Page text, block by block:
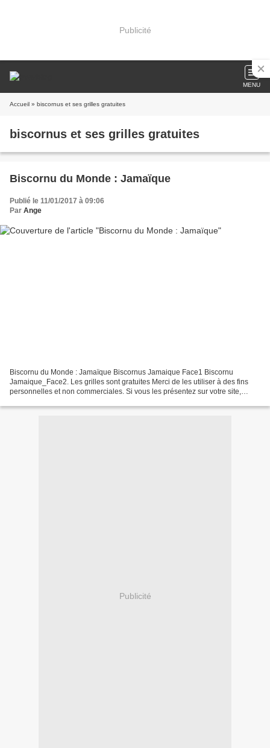
Publicité
MENU
Accueil » biscornus et ses grilles gratuites
biscornus et ses grilles gratuites
Biscornu du Monde : Jamaïque
Publié le 11/01/2017 à 09:06
Par Ange
Biscornu du Monde : Jamaïque Biscornus Jamaique Face1 Biscornu
Jamaique_Face2. Les grilles sont gratuites Merci de les utiliser à des fins
personnelles et non commerciales. Si vous les présentez sur votre site,
Publicité